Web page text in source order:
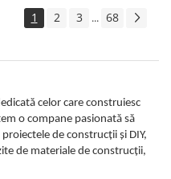
1 2 3 ... 68
celor care construiesc
o compane pasionată să
de construcții și DIY,
de materiale de construcții,